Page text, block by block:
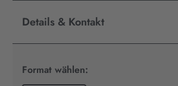
Details & Kontakt
Format wählen: